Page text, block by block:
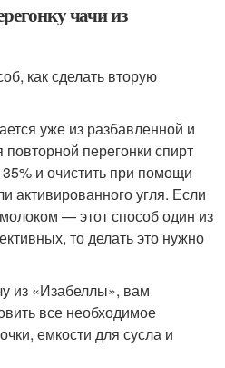
чачи из
как сделать вторую
уже из разбавленной и
перегонки спирт
и очистить при помощи
активированного угля. Если
— этот способ один из
то делать это нужно
из «Изабеллы», вам
все необходимое
емкости для сусла и